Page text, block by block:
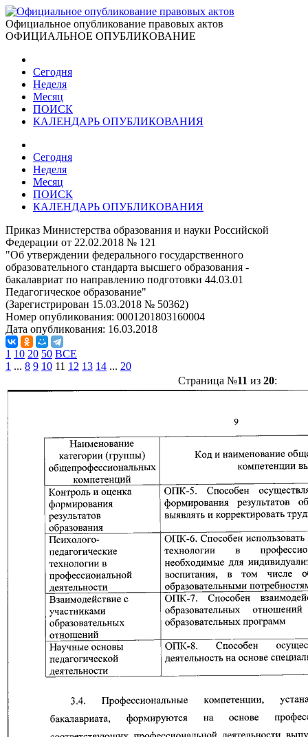
Официальное опубликование правовых актов
ОФИЦИАЛЬНОЕ ОПУБЛИКОВАНИЕ
Сегодня
Неделя
Месяц
ПОИСК
КАЛЕНДАРЬ ОПУБЛИКОВАНИЯ
Сегодня
Неделя
Месяц
ПОИСК
КАЛЕНДАРЬ ОПУБЛИКОВАНИЯ
Приказ Министерства образования и науки Российской
Федерации от 22.02.2018 № 121
"Об утверждении федерального государственного
образовательного стандарта высшего образования -
бакалавриат по направлению подготовки 44.03.01
Педагогическое образование"
(Зарегистрирован 15.03.2018 № 50362)
Номер опубликования: 0001201803160004
Дата опубликования: 16.03.2018
1 10 20 50 ВСЕ
1 ... 8 9 10 11 12 13 14 ... 20
Страница №11 из 20: